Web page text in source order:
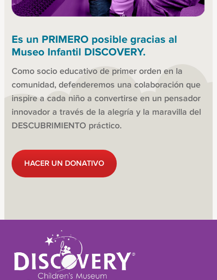
Es un PRIMERO posible gracias al
Museo Infantil DISCOVERY.
Como socio educativo de primer orden en la
comunidad, defenderemos una colaboración que
inspire a cada niño a convertirse en un pensador
innovador a través de la alegría y la maravilla del
DESCUBRIMIENTO práctico.
HACER UN DONATIVO